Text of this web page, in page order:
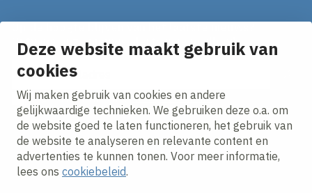
Deze website maakt gebruik van
cookies
Wij maken gebruik van cookies en andere
gelijkwaardige technieken. We gebruiken deze o.a. om
de website goed te laten functioneren, het gebruik van
de website te analyseren en relevante content en
advertenties te kunnen tonen. Voor meer informatie,
lees ons cookiebeleid.
Ontvang onze nieuws alerts in je mailbox!
E-mailadres
Ik ga akkoord met hetprivacy statement.